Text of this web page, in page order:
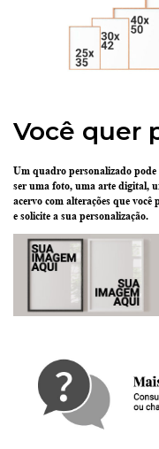
Você quer
Um quadro personalizado pode
ser uma foto, uma arte digital,
acervo com alterações que você
e solicite a sua personalização.